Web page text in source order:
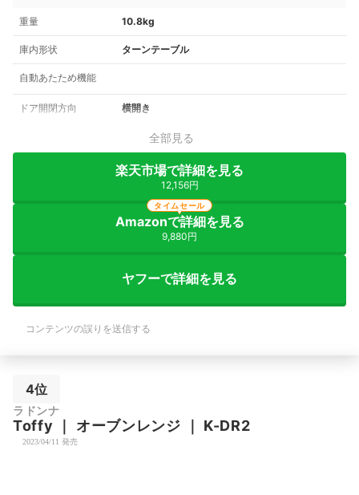
重量 10.8kg
庫内形状 ターンテーブル
自動あたため機能
ドア開閉方向 横開き
全部見る
楽天市場で詳細を見る
12,156円
Amazonで詳細を見る
9,880円
タイムセール
ヤフーで詳細を見る
コンテンツの誤りを送信する
4位
ラドンナ
Toffy オーブンレンジ K-DR2
2023/04/11 発売